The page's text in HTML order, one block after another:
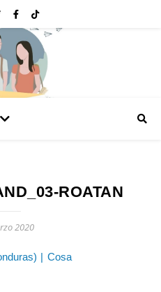
ROATAN
2020